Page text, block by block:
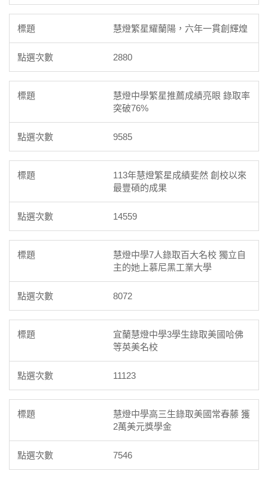
慧燈繁星耀蘭陽，六年一貫創輝煌
2880
慧燈中學繁星推薦成績亮眼 錄取率
突破76%
9585
113年慧燈繁星成績斐然 創校以來
最豐碩的成果
14559
慧燈中學7人錄取百大名校 獨立自
主的她上慕尼黑工業大學
8072
宜蘭慧燈中學3學生錄取美國哈佛
等英美名校
11123
慧燈中學高三生錄取美國常春藤 獲
2萬美元獎學金
7546